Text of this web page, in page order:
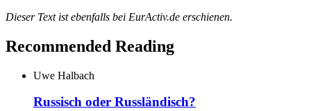
Dieser Text ist ebenfalls bei EurActiv.de erschienen.
Recommended Reading
Uwe Halbach
Russisch oder Russländisch?